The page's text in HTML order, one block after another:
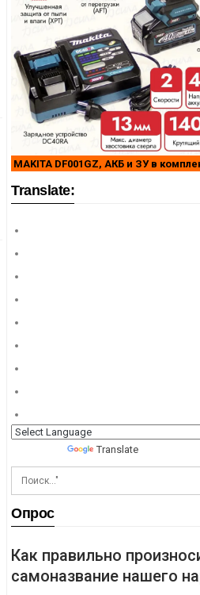
MAKITA DF001GZ, АКБ и ЗУ в
Translate:
Translate
Опрос
Как правильно
самоназвание нашего